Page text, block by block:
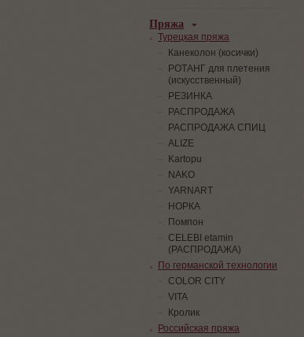
Пряжа
Турецкая пряжа
Канеколон (косички)
РОТАНГ для плетения
(искусственный)
PЕЗИНКА
РАСПРОДАЖА
РАСПРОДАЖА СПИЦ
ALIZE
Kartopu
NAKO
YARNART
НОРКА
Помпон
СELEBI etamin
(РАСПРОДАЖА)
По германской технологии
COLOR CITY
VITA
Кролик
Российская пряжа